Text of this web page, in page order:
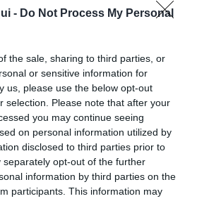
- Do Not Process My Personal
the sale, sharing to third parties, or
or sensitive information for
us, please use the below opt-out
selection. Please note that after your
you may continue seeing
on personal information utilized by
disclosed to third parties prior to
separately opt-out of the further
information by third parties on the
participants. This information may
i ajust al cost real
l’estructura econòmica de la